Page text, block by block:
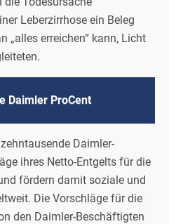
Leberzirrhose ein Beleg
„alles erreichen“ kann, Licht
Daimler ProCent
Daimler-
ihres Netto-Entgelts für die
fördern damit soziale und
Die Vorschläge für die
den Daimler-Beschäftigten